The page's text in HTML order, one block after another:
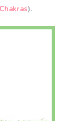
).